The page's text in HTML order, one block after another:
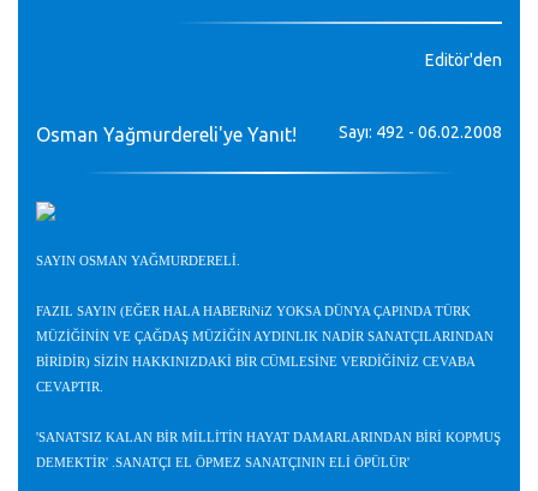
Editör'den
Osman Yağmurdereli'ye Yanıt! Sayı: 492 - 06.02.2008
SAYIN OSMAN YAĞMURDERELİ.
FAZIL SAYIN (EĞER HALA HABERiNiZ YOKSA DÜNYA ÇAPINDA TÜRK
MÜZİĞİNİN VE ÇAĞDAŞ MÜZİĞİN AYDINLIK NADİR SANATÇILARINDAN
BİRİDİR) SİZİN HAKKINIZDAKİ BİR CÜMLESİNE VERDİĞİNİZ CEVABA
CEVAPTIR.
'SANATSIZ KALAN BİR MİLLİTİN HAYAT DAMARLARINDAN BİRİ KOPMUŞ
DEMEKTİR' .SANATÇI EL ÖPMEZ SANATÇININ ELİ ÖPÜLÜR'